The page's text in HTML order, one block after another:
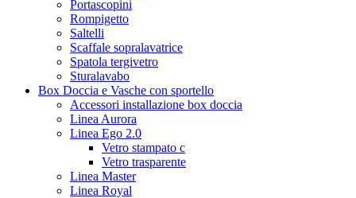
Portascopini
Rompigetto
Saltelli
Scaffale sopralavatrice
Spatola tergivetro
Sturalavabo
Box Doccia e Vasche con sportello
Accessori installazione box doccia
Linea Aurora
Linea Ego 2.0
Vetro stampato c
Vetro trasparente
Linea Master
Linea Royal